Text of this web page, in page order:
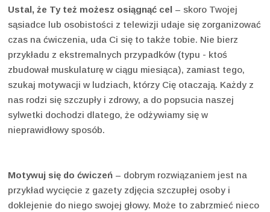
Ustal, że Ty też możesz osiągnąć cel – skoro Twojej
sąsiadce lub osobistości z telewizji udaje się zorganizować
czas na ćwiczenia, uda Ci się to także tobie. Nie bierz
przykładu z ekstremalnych przypadków (typu - ktoś
zbudował muskulaturę w ciągu miesiąca), zamiast tego,
szukaj motywacji w ludziach, którzy Cię otaczają. Każdy z
nas rodzi się szczupły i zdrowy, a do popsucia naszej
sylwetki dochodzi dlatego, że odżywiamy się w
nieprawidłowy sposób.
Motywuj się do ćwiczeń – dobrym rozwiązaniem jest na
przykład wycięcie z gazety zdjęcia szczupłej osoby i
doklejenie do niego swojej głowy. Może to zabrzmieć nieco